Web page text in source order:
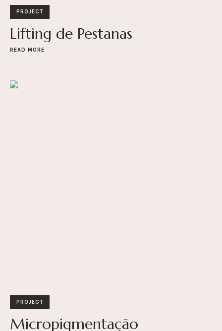
PROJECT
Lifting de Pestanas
READ MORE
PROJECT
Micropigmentação